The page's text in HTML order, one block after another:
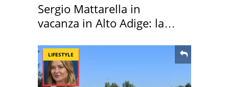
Sergio Mattarella in
vacanza in Alto Adige: la
LIFESTYLE